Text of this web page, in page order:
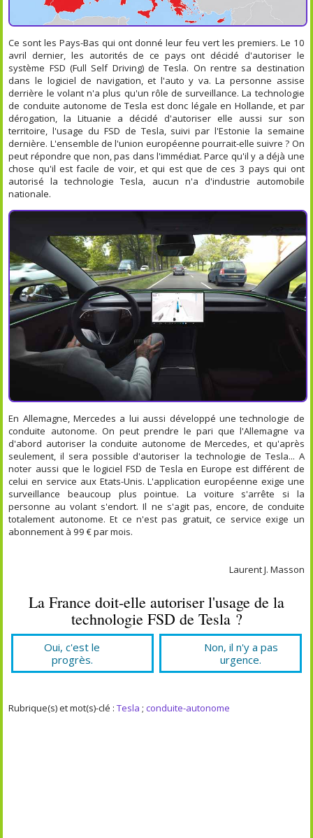
Ce sont les Pays-Bas qui ont donné leur feu vert les premiers. Le 10
avril dernier, les autorités de ce pays ont décidé d'autoriser le
système FSD (Full Self Driving) de Tesla. On rentre sa destination
dans le logiciel de navigation, et l'auto y va. La personne assise
derrière le volant n'a plus qu'un rôle de surveillance. La technologie
de conduite autonome de Tesla est donc légale en Hollande, et par
dérogation, la Lituanie a décidé d'autoriser elle aussi sur son
territoire, l'usage du FSD de Tesla, suivi par l'Estonie la semaine
dernière. L'ensemble de l'union européenne pourrait-elle suivre ? On
peut répondre que non, pas dans l'immédiat. Parce qu'il y a déjà une
chose qu'il est facile de voir, et qui est que de ces 3 pays qui ont
autorisé la technologie Tesla, aucun n'a d'industrie automobile
nationale.
En Allemagne, Mercedes a lui aussi développé une technologie de
conduite autonome. On peut prendre le pari que l'Allemagne va
d'abord autoriser la conduite autonome de Mercedes, et qu'après
seulement, il sera possible d'autoriser la technologie de Tesla... A
noter aussi que le logiciel FSD de Tesla en Europe est différent de
celui en service aux Etats-Unis. L'application européenne exige une
surveillance beaucoup plus pointue. La voiture s'arrête si la
personne au volant s'endort. Il ne s'agit pas, encore, de conduite
totalement autonome. Et ce n'est pas gratuit, ce service exige un
abonnement à 99 € par mois.
Laurent J. Masson
La France doit-elle autoriser l'usage de la
technologie FSD de Tesla ?
Oui, c'est le
progrès.
Non, il n'y a pas
urgence.
Rubrique(s) et mot(s)-clé :Tesla ;conduite-autonome